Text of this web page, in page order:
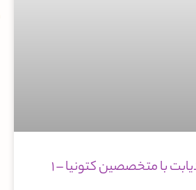
جلسه مدیریت دیابت با متخصصین کتونیا – 1